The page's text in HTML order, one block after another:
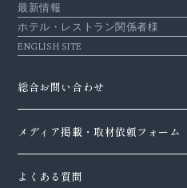
最新情報
ホテル・レストラン関係者様
ENGLISH SITE
総合お問い合わせ
メディア掲載・取材依頼フォーム
よくある質問